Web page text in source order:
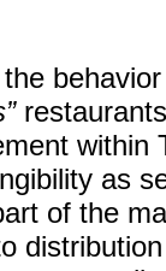
within
as
of the